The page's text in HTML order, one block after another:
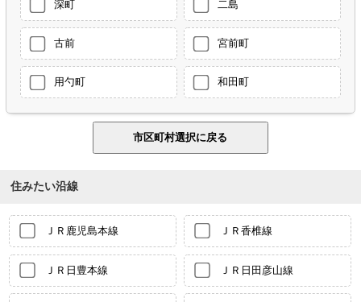
深町 二島
古前 宮前町
用勺町 和田町
住みたい沿線
ＪＲ鹿児島本線 ＪＲ香椎線
ＪＲ日豊本線 ＪＲ日田彦山線